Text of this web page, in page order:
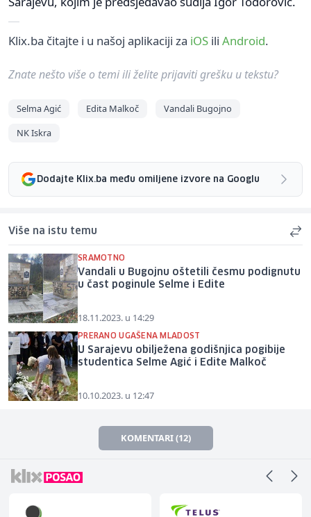
Klix.ba čitajte i u našoj aplikaciji za iOS ili Android.
Znate nešto više o temi ili želite prijaviti grešku u tekstu?
Selma Agić Edita Malkoč
Vandali Bugojno
NK Iskra
Dodajte Klix.ba među omiljene izvore na Googlu
Više na istu temu
SRAMOTNO
Vandali u Bugojnu oštetili česmu podignutu
u čast poginule Selme i Edite
18.11.2023. u 14:29
PRERANO UGAŠENA MLADOST
U Sarajevu obilježena godišnjica pogibije
studentica Selme Agić i Edite Malkoč
10.10.2023. u 12:47
KOMENTARI (12)